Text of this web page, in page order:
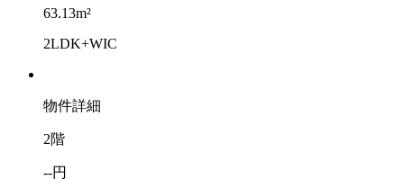
63.13m²
2LDK+WIC
物件詳細
2階
--円